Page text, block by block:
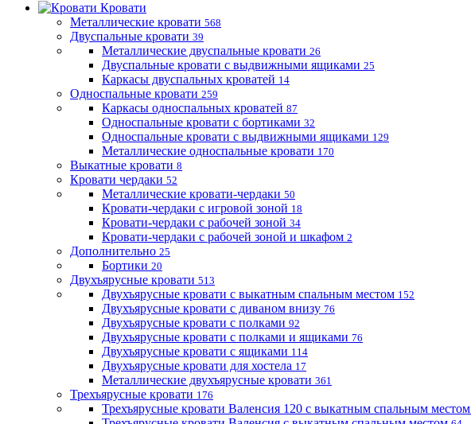
Кровати
Металлические кровати 568
Двуспальные кровати 39
Металлические двуспальные кровати 26
Двуспальные кровати с выдвижными ящиками 25
Каркасы двуспальных кроватей 14
Односпальные кровати 259
Каркасы односпальных кроватей 87
Односпальные кровати с бортиками 32
Односпальные кровати с выдвижными ящиками 129
Металлические односпальные кровати 170
Выкатные кровати 8
Кровати чердаки 52
Металлические кровати-чердаки 50
Кровати-чердаки с игровой зоной 18
Кровати-чердаки с рабочей зоной 34
Кровати-чердаки с рабочей зоной и шкафом 2
Дополнительно 25
Бортики 20
Двухъярусные кровати 513
Двухъярусные кровати с выкатным спальным местом 152
Двухъярусные кровати с диваном внизу 76
Двухъярусные кровати с полками 92
Двухъярусные кровати с полками и ящиками 76
Двухъярусные кровати с ящиками 114
Двухъярусные кровати для хостела 17
Металлические двухъярусные кровати 361
Трехъярусные кровати 176
Трехъярусные кровати Валенсия 120 с выкатным спальным местом